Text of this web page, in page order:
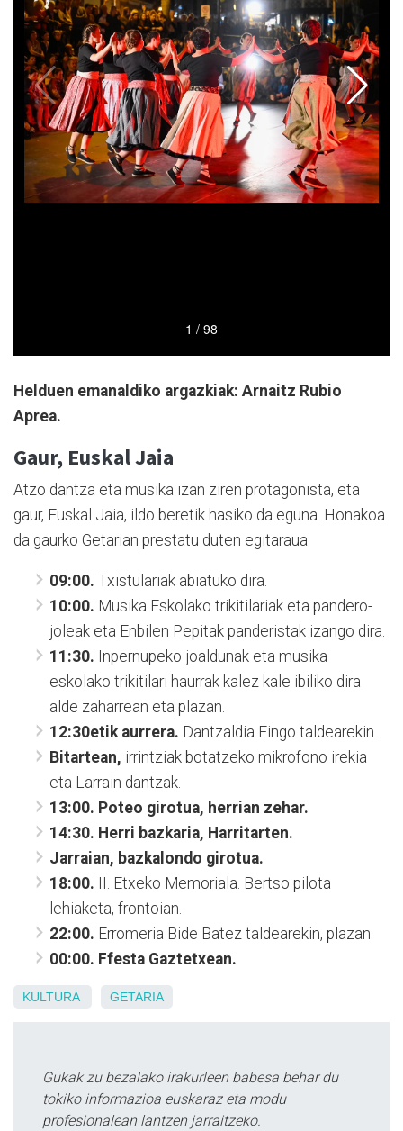
Helduen emanaldiko argazkiak: Arnaitz Rubio
Aprea.
Gaur, Euskal Jaia
Atzo dantza eta musika izan ziren protagonista, eta
gaur, Euskal Jaia, ildo beretik hasiko da eguna. Honakoa
da gaurko Getarian prestatu duten egitaraua:
09:00. Txistulariak abiatuko dira.
10:00. Musika Eskolako trikitilariak eta pandero-
joleak eta Enbilen Pepitak panderistak izango dira.
11:30. Inpernupeko joaldunak eta musika
eskolako trikitilari haurrak kalez kale ibiliko dira
alde zaharrean eta plazan.
12:30etik aurrera. Dantzaldia Eingo taldearekin.
Bitartean, irrintziak botatzeko mikrofono irekia
eta Larrain dantzak.
13:00. Poteo girotua, herrian zehar.
14:30. Herri bazkaria, Harritarten.
Jarraian, bazkalondo girotua.
18:00. II. Etxeko Memoriala. Bertso pilota
lehiaketa, frontoian.
22:00. Erromeria Bide Batez taldearekin, plazan.
00:00. Ffesta Gaztetxean.
KULTURA GETARIA
Gukak zu bezalako irakurleen babesa behar du
tokiko informazioa euskaraz eta modu
profesionalean lantzen jarraitzeko.